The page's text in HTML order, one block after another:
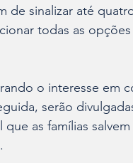
de sinalizar até
todas as
o interesse em
serão
que as famílias